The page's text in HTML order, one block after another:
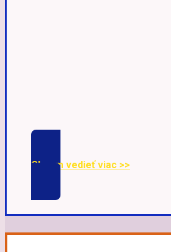
Chcem vedieť viac >>